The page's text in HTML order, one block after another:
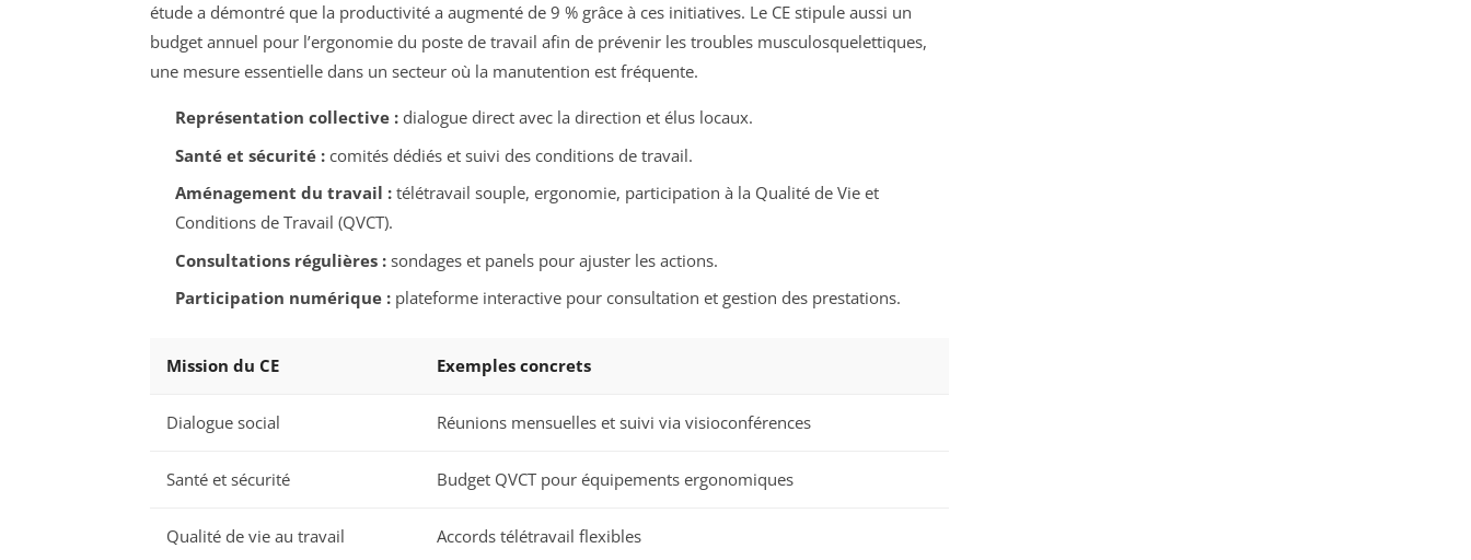
étude a démontré que la productivité a augmenté de 9 % grâce à ces initiatives. Le CE stipule aussi un
budget annuel pour l’ergonomie du poste de travail afin de prévenir les troubles musculosquelettiques,
une mesure essentielle dans un secteur où la manutention est fréquente.
Représentation collective : dialogue direct avec la direction et élus locaux.
Santé et sécurité : comités dédiés et suivi des conditions de travail.
Aménagement du travail : télétravail souple, ergonomie, participation à la Qualité de Vie et
Conditions de Travail (QVCT).
Consultations régulières : sondages et panels pour ajuster les actions.
Participation numérique :plateforme interactive pour consultation et gestion des prestations.
Mission du CE Exemples concrets
Dialogue social Réunions mensuelles et suivi via visioconférences
Santé et sécurité Budget QVCT pour équipements ergonomiques
Qualité de vie au travail Accords télétravail flexibles